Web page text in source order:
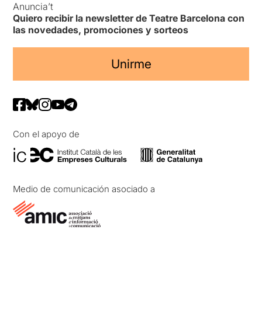
Anuncia’t
Quiero recibir la newsletter de Teatre Barcelona con
las novedades, promociones y sorteos
Unirme
Con el apoyo de
Medio de comunicación asociado a